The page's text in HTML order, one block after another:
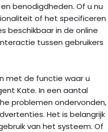
benodigdheden. Of u nu
of het specificeren
beschikbaar in de online
tussen gebruikers
met de functie waar u
Kate. In een aantal
problemen ondervonden,
Het is belangrijk
van het systeem. Of